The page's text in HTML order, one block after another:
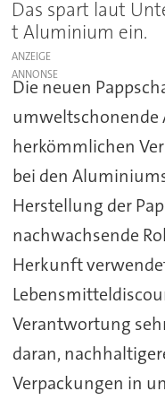
Das spart laut
t Aluminium ein.
ANZEIGE
Die neuen
umweltschonende
herkömmlichen
bei den
Herstellung der
nachwachsende
Herkunft
Verantwortung
daran,
Verpackungen in